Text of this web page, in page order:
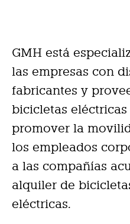
GMH está
las empresas con
fabricantes y
bicicletas
promover la
los empleados
a las compañías
alquiler de
eléctricas.